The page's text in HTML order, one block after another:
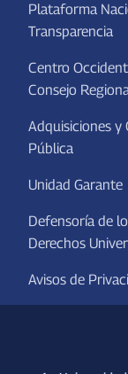
Plataforma
Transparencia
Centro
Consejo
Adquisiciones y
Pública
Unidad Garante
Defensoría de
Derechos
Avisos de